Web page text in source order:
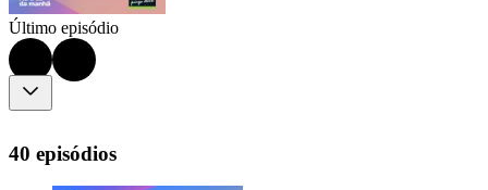
Último episódio
40 episódios